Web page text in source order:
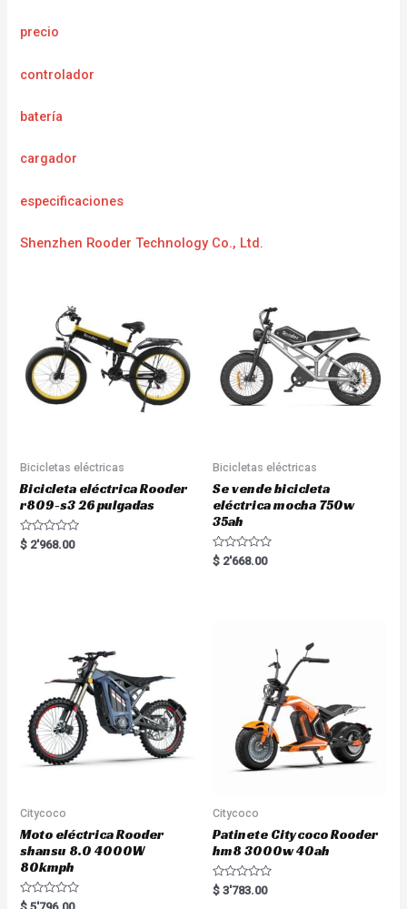
precio
controlador
batería
cargador
especificaciones
Shenzhen Rooder Technology Co., Ltd.
Bicicletas eléctricas
Bicicleta eléctrica Rooder
r809-s3 26 pulgadas
R
a
$ 2'968.00
Bicicletas eléctricas
Se vende bicicleta
eléctrica mocha 750w
35ah
R
a
$ 2'668.00
Citycoco
Moto eléctrica Rooder
shansu 8.0 4000W
80kmph
R
Citycoco
Patinete Citycoco Rooder
hm8 3000w 40ah
R
a
$ 3'783.00